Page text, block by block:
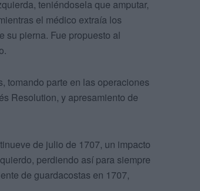
teniéndosela que amputar,
el médico extraía los
su pierna. Fue propuesto al
tomando parte en las operaciones
Resolution, y apresamiento de
de julio de 1707, un impacto
perdiendo así para siempre
de guardacostas en 1707,